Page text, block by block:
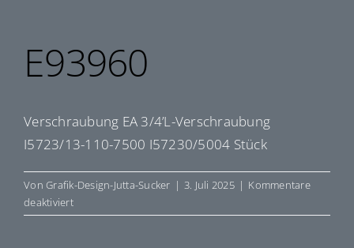
E93960
Verschraubung EA 3/4’L-Verschraubung
I5723/13-110-7500 I57230/5004 Stück
VonGrafik-Design-Jutta-Sucker | 3. Juli 2025 | Kommentare
deaktiviertfür
E93960